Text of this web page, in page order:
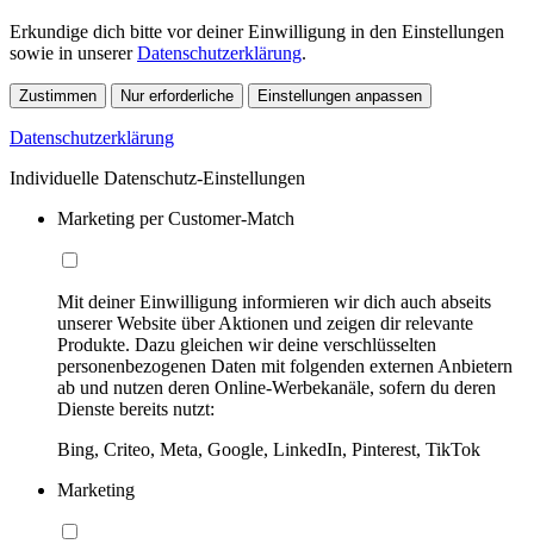
Erkundige dich bitte vor deiner Einwilligung in den Einstellungen
sowie in unsererDatenschutzerklärung.
Zustimmen Nur erforderliche Einstellungen anpassen
Datenschutzerklärung
Individuelle Datenschutz-Einstellungen
Marketing per Customer-Match
Mit deiner Einwilligung informieren wir dich auch abseits
unserer Website über Aktionen und zeigen dir relevante
Produkte. Dazu gleichen wir deine verschlüsselten
personenbezogenen Daten mit folgenden externen Anbietern
ab und nutzen deren Online-Werbekanäle, sofern du deren
Dienste bereits nutzt:
Bing, Criteo, Meta, Google, LinkedIn, Pinterest, TikTok
Marketing